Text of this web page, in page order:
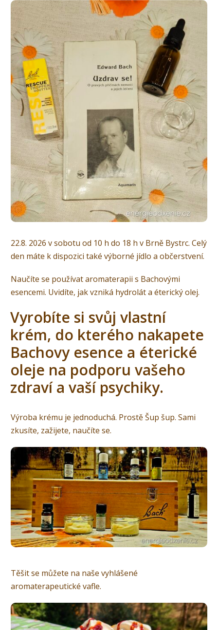
22.8. 2026 v sobotu od 10 h do 18 h v Brně Bystrc. Celý
den máte k dispozici také výborné jídlo a občerstvení.
Naučíte se používat aromaterapii s Bachovými
esencemi. Uvidíte, jak vzniká hydrolát a éterický olej.
Vyrobíte si svůj vlastní
krém, do kterého nakapete
Bachovy esence a éterické
oleje na podporu vašeho
zdraví a vaší psychiky.
Výroba krému je jednoduchá. Prostě Šup šup. Sami
zkusíte, zažijete, naučíte se.
Těšit se můžete na naše vyhlášené
aromaterapeutické vafle.